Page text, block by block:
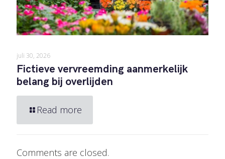
juli 30, 2026
Fictieve vervreemding aanmerkelijk
belang bij overlijden
Read more
Comments are closed.